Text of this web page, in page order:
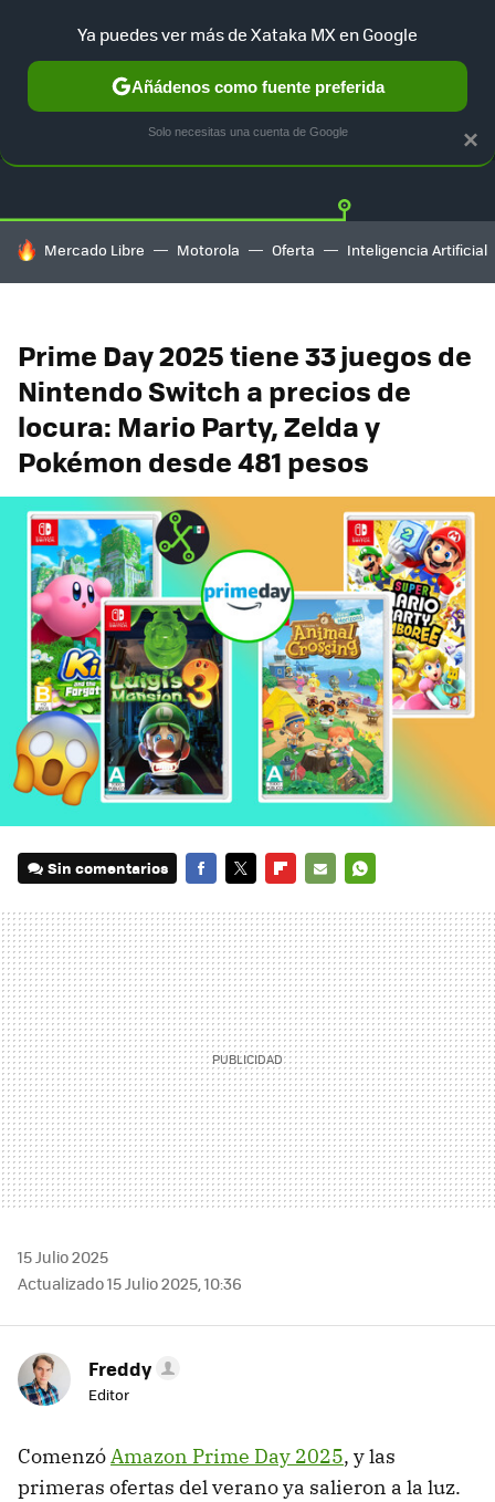
GUÍA DE COMPRAS MERCADO LIBRE
HOY SE HABLA DE
Mercado Libre Motorola Oferta Inteligencia Artificial
Prime Day 2025 tiene 33 juegos de
Nintendo Switch a precios de
locura: Mario Party, Zelda y
Pokémon desde 481 pesos
Sin comentarios
MAIL
15 Julio 2025
Actualizado 15 Julio 2025, 10:36
Freddy
Editor
ComenzóAmazon Prime Day 2025, y las
primeras ofertas del verano ya salieron a la luz.
×
Ya puedes ver más de Xataka MX en Google
Añádenos como fuente preferida
Solo necesitas una cuenta de Google